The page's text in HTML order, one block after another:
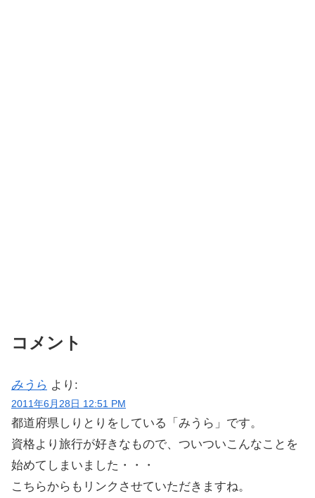
コメント
みうら より:
2011年6月28日 12:51 PM
都道府県しりとりをしている「みうら」です。
資格より旅行が好きなもので、ついついこんなことを
始めてしまいました・・・
こちらからもリンクさせていただきますね。